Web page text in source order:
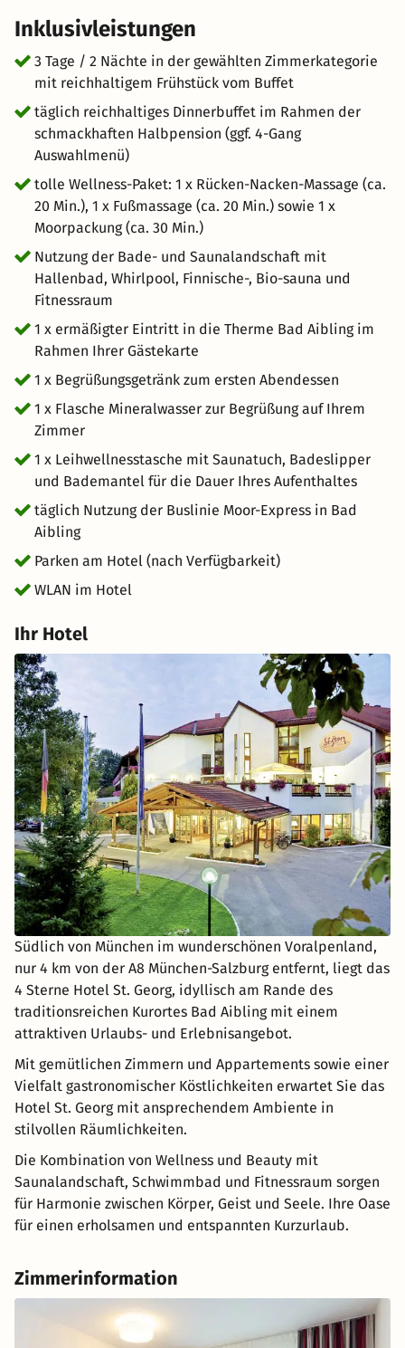
Inklusivleistungen
3 Tage / 2 Nächte in der gewählten Zimmerkategorie
mit reichhaltigem Frühstück vom Buffet
täglich reichhaltiges Dinnerbuffet im Rahmen der
schmackhaften Halbpension (ggf. 4-Gang
Auswahlmenü)
tolle Wellness-Paket: 1 x Rücken-Nacken-Massage (ca.
20 Min.), 1 x Fußmassage (ca. 20 Min.) sowie 1 x
Moorpackung (ca. 30 Min.)
Nutzung der Bade- und Saunalandschaft mit
Hallenbad, Whirlpool, Finnische-, Bio-sauna und
Fitnessraum
1 x ermäßigter Eintritt in die Therme Bad Aibling im
Rahmen Ihrer Gästekarte
1 x Begrüßungsgetränk zum ersten Abendessen
1 x Flasche Mineralwasser zur Begrüßung auf Ihrem
Zimmer
1 x Leihwellnesstasche mit Saunatuch, Badeslipper
und Bademantel für die Dauer Ihres Aufenthaltes
täglich Nutzung der Buslinie Moor-Express in Bad
Aibling
Parken am Hotel (nach Verfügbarkeit)
WLAN im Hotel
Ihr Hotel
Südlich von München im wunderschönen Voralpenland,
nur 4 km von der A8 München-Salzburg entfernt, liegt das
4 Sterne Hotel St. Georg, idyllisch am Rande des
traditionsreichen Kurortes Bad Aibling mit einem
attraktiven Urlaubs- und Erlebnisangebot.
Mit gemütlichen Zimmern und Appartements sowie einer
Vielfalt gastronomischer Köstlichkeiten erwartet Sie das
Hotel St. Georg mit ansprechendem Ambiente in
stilvollen Räumlichkeiten.
Die Kombination von Wellness und Beauty mit
Saunalandschaft, Schwimmbad und Fitnessraum sorgen
für Harmonie zwischen Körper, Geist und Seele. Ihre Oase
für einen erholsamen und entspannten Kurzurlaub.
Zimmerinformation